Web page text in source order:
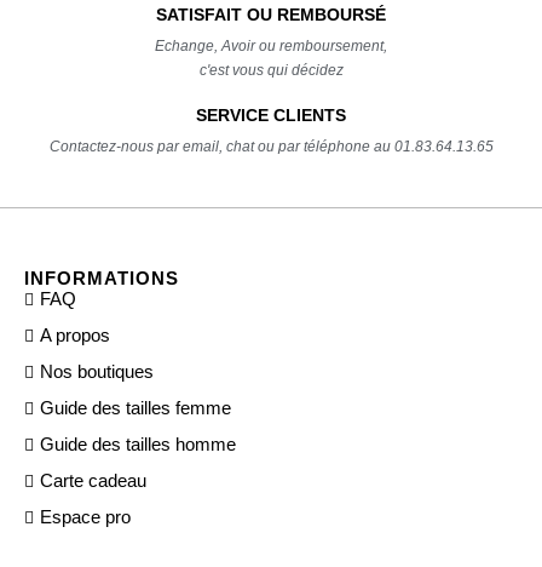
SATISFAIT OU REMBOURSÉ
Echange, Avoir ou remboursement,
c'est vous qui décidez
SERVICE CLIENTS
Contactez-nous par email, chat ou par téléphone au 01.83.64.13.65
INFORMATIONS
FAQ
A propos
Nos boutiques
Guide des tailles femme
Guide des tailles homme
Carte cadeau
Espace pro